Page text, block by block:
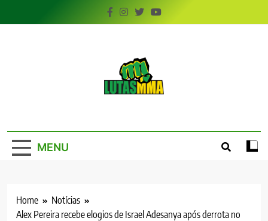
to
MENU
Home
Notícias
Alex Pereira recebe elogios de Israel Adesanya após derrota no